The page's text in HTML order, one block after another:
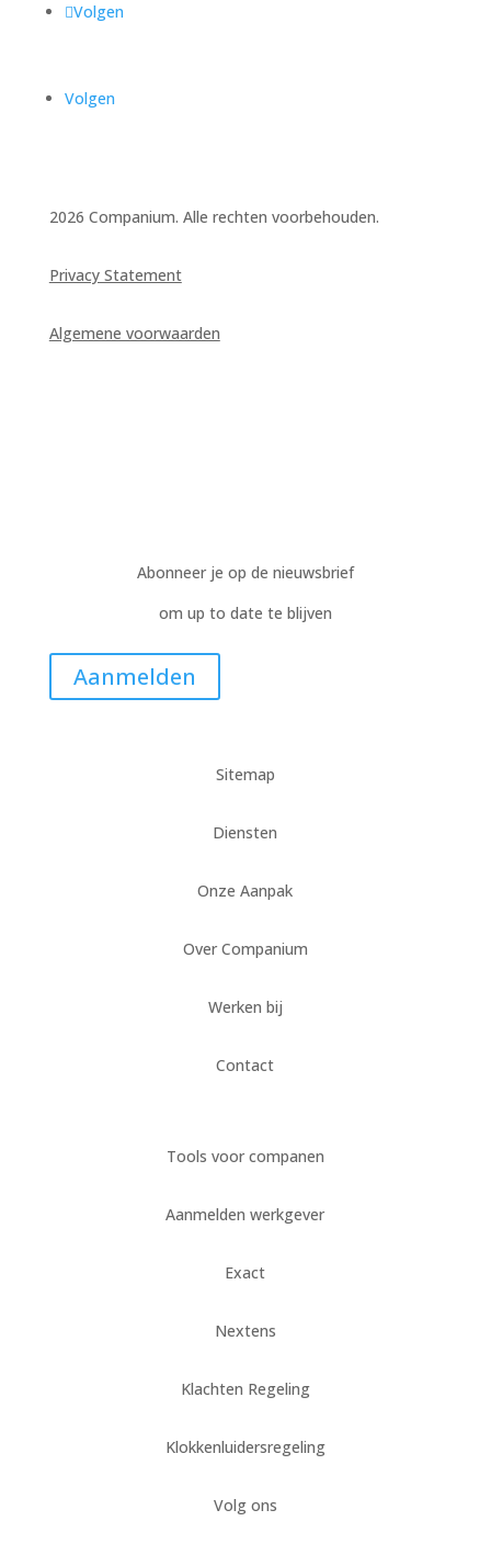
Volgen
Volgen
2026 Companium. Alle rechten voorbehouden.
Privacy Statement
Algemene voorwaarden
Abonneer je op de nieuwsbrief
om up to date te blijven
Aanmelden
Sitemap
Diensten
Onze Aanpak
Over Companium
Werken bij
Contact
Tools voor companen
Aanmelden werkgever
Exact
Nextens
Klachten Regeling
Klokkenluidersregeling
Volg ons